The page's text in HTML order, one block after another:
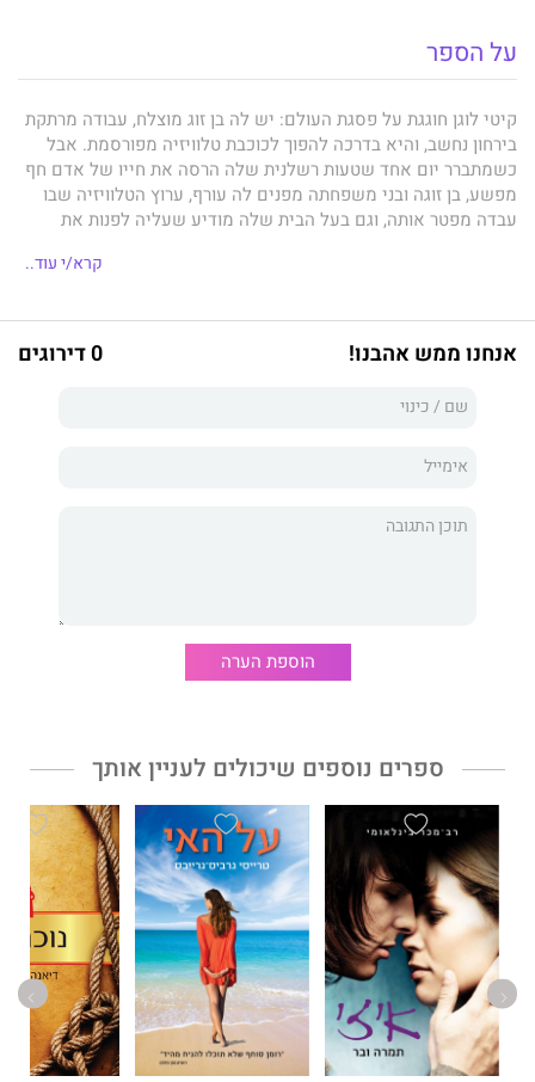
על הספר
קיטי לוגן חוגגת על פסגת העולם: יש לה בן זוג מוצלח, עבודה מרתקת
בירחון נחשב, והיא בדרכה להפוך לכוכבת טלוויזיה מפורסמת. אבל
כשמתברר יום אחד שטעות רשלנית שלה הרסה את חייו של אדם חף
מפשע, בן זוגה ובני משפחתה מפנים לה עורף, ערוץ הטלוויזיה שבו
עבדה מפטר אותה, וגם בעל הבית שלה מודיע שעליה לפנות את
הפגוע והמבטים החשדניים היא ממשיכה להאמין ביכולתה לספר
ממנה לכתוב בהיותה על ערש דווי, וגם הותירה לה קצת חוט: רשימה
של מאה שמות. אבל לאן הולכים מכאן?
קרא/י עוד..
אנחנו ממש אהבנו! 0 דירוגים
הוספת הערה
ספרים נוספים שיכולים לעניין אותך